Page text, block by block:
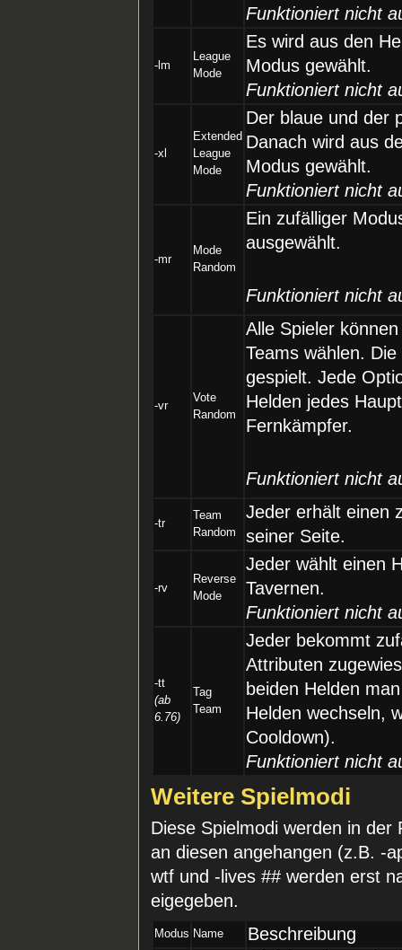
Funktioniert nicht
-lm
League
Mode
Es wird aus den
Modus gewählt.
Funktioniert nicht
-xl
Extended
League
Mode
Der blaue und der
Danach wird aus
Modus gewählt.
Funktioniert nicht
-mr
Mode
Random
Ein zufälliger
ausgewählt.
Funktioniert nicht
-vr
Vote
Random
Alle Spieler
Teams wählen.
gespielt. Jede
Helden jedes
Fernkämpfer.
Funktioniert nicht
-tr
Team
Random
Jeder erhält einen
seiner Seite.
-rv
Reverse
Mode
Jeder wählt einen
Tavernen.
Funktioniert nicht
-tt
(ab
6.76)
Tag
Team
Jeder bekommt
Attributen
beiden Helden
Helden wechseln,
Cooldown).
Funktioniert nicht
Weitere Spielmodi
Diese Spielmodi werden in
an diesen angehangen (z.B. -
wtf und -lives ## werden erst
eigegeben.
Modus Name Beschreibung